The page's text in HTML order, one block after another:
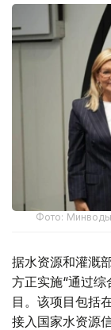
Фото: Минводы
据水资源和灌溉
方正实施“通过
目。该项目包括
接入国家水资源